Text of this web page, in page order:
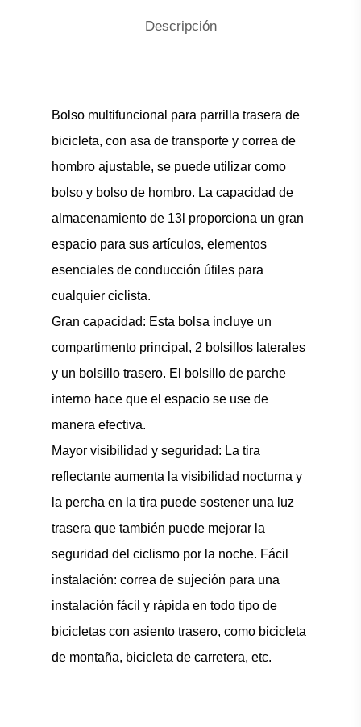
Descripción
Bolso multifuncional para parrilla trasera de
bicicleta, con asa de transporte y correa de
hombro ajustable, se puede utilizar como
bolso y bolso de hombro. La capacidad de
almacenamiento de 13l proporciona un gran
espacio para sus artículos, elementos
esenciales de conducción útiles para
cualquier ciclista.
Gran capacidad: Esta bolsa incluye un
compartimento principal, 2 bolsillos laterales
y un bolsillo trasero. El bolsillo de parche
interno hace que el espacio se use de
manera efectiva.
Mayor visibilidad y seguridad: La tira
reflectante aumenta la visibilidad nocturna y
la percha en la tira puede sostener una luz
trasera que también puede mejorar la
seguridad del ciclismo por la noche. Fácil
instalación: correa de sujeción para una
instalación fácil y rápida en todo tipo de
bicicletas con asiento trasero, como bicicleta
de montaña, bicicleta de carretera, etc.